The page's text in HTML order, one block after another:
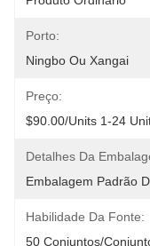
Porto:
Ningbo Ou Xangai
Preço:
$90.00/units 1-24
Detalhes Da
Embalagem Padrão
Habilidade Da Fonte:
50 Conjuntos/